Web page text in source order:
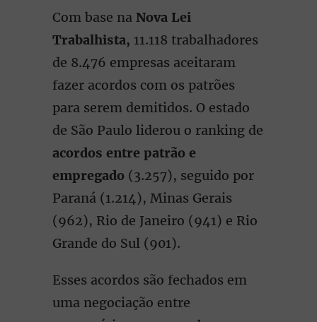
Com base na Nova Lei
Trabalhista, 11.118 trabalhadores
de 8.476 empresas aceitaram
fazer acordos com os patrões
para serem demitidos. O estado
de São Paulo liderou o ranking de
acordos entre patrão e
empregado (3.257), seguido por
Paraná (1.214), Minas Gerais
(962), Rio de Janeiro (941) e Rio
Grande do Sul (901).
Esses acordos são fechados em
uma negociação entre